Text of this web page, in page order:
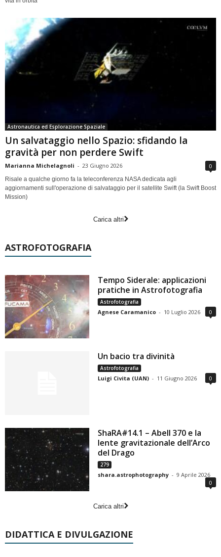
Astronautica ed Esplorazione Spaziale
Un salvataggio nello Spazio: sfidando la
gravità per non perdere Swift
Marianna Michelagnoli - 23 Giugno 2026 0
Risale a qualche giorno fa la teleconferenza NASA dedicata agli
aggiornamenti sull'operazione di salvataggio per il satellite Swift (la Swift Boost
Mission)
Carica altri
ASTROFOTOGRAFIA
Tempo Siderale: applicazioni
pratiche in Astrofotografia
Astrofotografia
Agnese Caramanico - 10 Luglio 2026 0
Un bacio tra divinità
Astrofotografia
Luigi Civita (UAN) - 11 Giugno 2026 0
ShaRA#14.1 – Abell 370 e la
lente gravitazionale dell’Arco
del Drago
279
shara.astrophotography - 9 Aprile 2026
0
Carica altri
DIDATTICA E DIVULGAZIONE